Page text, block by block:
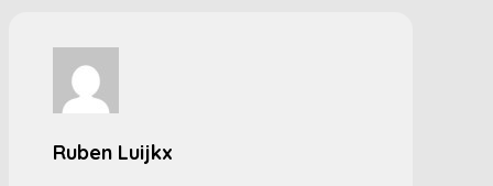
Ruben Luijkx